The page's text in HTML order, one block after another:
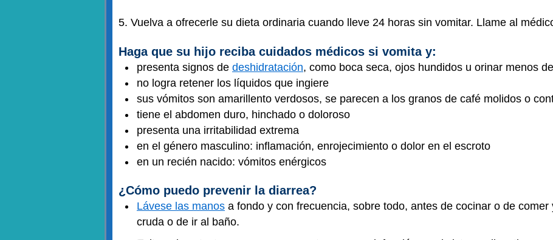
5. Vuelva a ofrecerle su dieta ordinaria cuando lleve 24 horas sin vomitar. Llame al
Haga que su hijo reciba cuidados médicos si vomita y:
presenta signos de deshidratación, como boca seca, ojos hundidos u orinar menos
no logra retener los líquidos que ingiere
sus vómitos son amarillento verdosos, se parecen a los granos de café molidos o
tiene el abdomen duro, hinchado o doloroso
presenta una irritabilidad extrema
en el género masculino: inflamación, enrojecimiento o dolor en el escroto
en un recién nacido: vómitos enérgicos
¿Cómo puedo prevenir la diarrea?
Lávese las manos a fondo y con frecuencia, sobre todo, antes de cocinar o de
cruda o de ir al baño.